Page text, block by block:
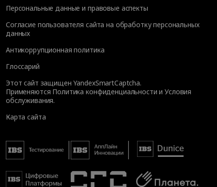
Персональные данные и правовые аспекты
Согласие пользователя сайта на обработку персональных
данных
Антикоррупционная политика
Глоссарий
Этот сайт защищен YandexSmartCaptcha.
Применяются Политика конфиденциальности иУсловия
обслуживания.
Карта сайта